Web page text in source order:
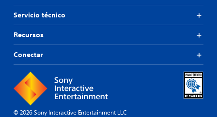
Servicio técnico
Recursos
Conectar
© 2026 Sony Interactive Entertainment LLC